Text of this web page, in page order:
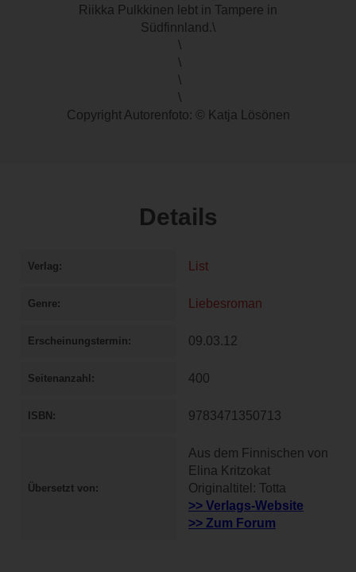
Riikka Pulkkinen lebt in Tampere in
Südfinnland.\
\
\
\
\
Copyright Autorenfoto: © Katja Lösönen
Details
Verlag List
Genre Liebesroman
Erscheinungstermin 09.03.12
Seitenanzahl 400
ISBN 9783471350713
Übersetzt von
Aus dem Finnischen von
Elina Kritzokat
Originaltitel: Totta
>> Verlags-Website
>> Zum Forum